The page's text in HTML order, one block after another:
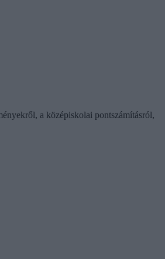
a középiskolai pontszámításról,